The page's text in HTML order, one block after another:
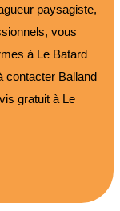
paysagiste,
vous
à Le Batard
contacter Balland
gratuit à Le